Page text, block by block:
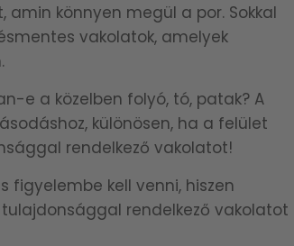
könnyen megül a por. Sokkal
vakolatok, amelyek
e a közelben folyó, tó, patak? A
különösen, ha a felület
rendelkező vakolatot!
figyelembe kell venni, hiszen
rendelkező vakolatot